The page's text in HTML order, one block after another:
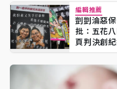
編輯推薦
剴剴淪惡
批：五花
頁判決創